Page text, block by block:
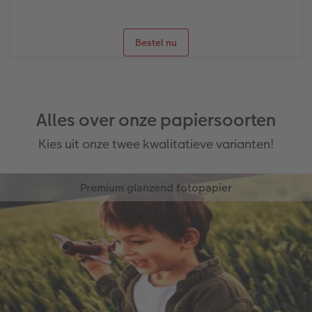
Bestel nu
Alles over onze papiersoorten
Kies uit onze twee kwalitatieve varianten!